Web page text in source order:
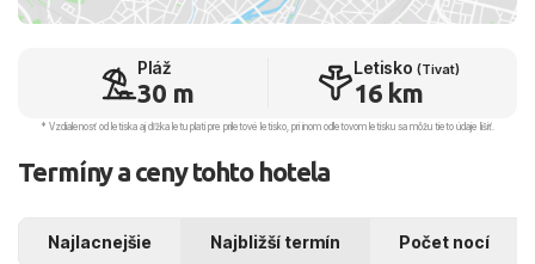
Pláž
30 m
Letisko (Tivat)
16 km
* Vzdialenosť od letiska aj dľžka letu platí pre príletové letisko, pri inom odletovom letisku sa môžu tieto údaje líšiť.
Termíny a ceny tohto hotela
Najlacnejšie Najbližší termín Počet nocí